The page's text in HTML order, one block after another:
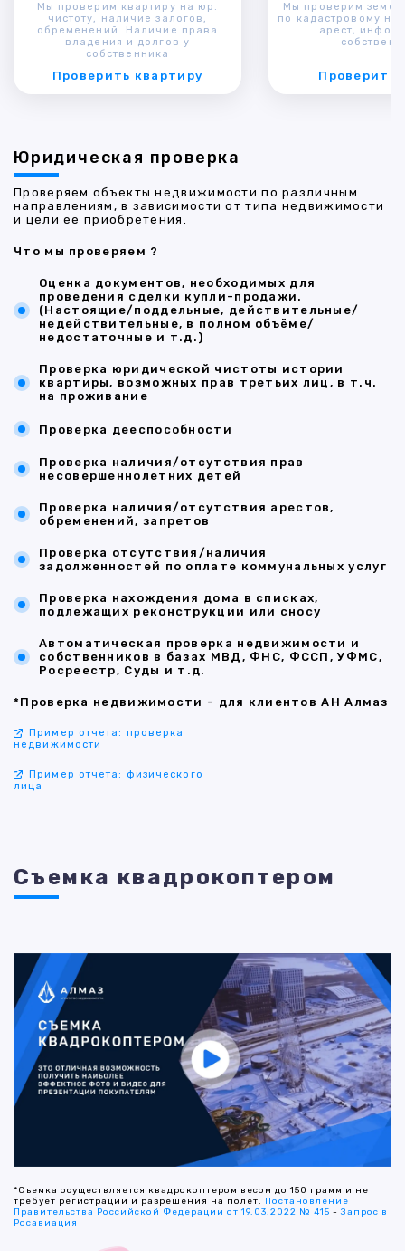
Мы проверим квартиру на юр.
чистоту, наличие залогов,
обременений. Наличие права
владения и долгов у
собственника
Проверить квартиру
Мы проверим
по кадастровому
арест,
Проверить
Юридическая проверка
Проверяем объекты недвижимости по различным
направлениям, в зависимости от типа недвижимости
и цели ее приобретения.
Что мы проверяем ?
Оценка документов, необходимых для
проведения сделки купли-продажи.
(Настоящие/поддельные, действительные/
недействительные, в полном объёме/
недостаточные и т.д.)
Проверка юридической чистоты истории
квартиры, возможных прав третьих лиц, в т.ч.
на проживание
Проверка дееспособности
Проверка наличия/отсутствия прав
несовершеннолетних детей
Проверка наличия/отсутствия арестов,
обременений, запретов
Проверка отсутствия/наличия
задолженностей по оплате коммунальных услуг
Проверка нахождения дома в списках,
подлежащих реконструкции или сносу
Автоматическая проверка недвижимости и
собственников в базах МВД, ФНС, ФССП, УФМС,
Росреестр, Суды и т.д.
*Проверка недвижимости - для клиентов АН Алмаз
Пример отчета: проверка
недвижимости
Пример отчета: физического
лица
Съемка квадрокоптером
*Съемка осуществляется квадрокоптером весом до 150 грамм и не
требует регистрации и разрешения на полет. Постановление
Правительства Российской Федерации от 19.03.2022 № 415 -Запрос в
Росавиация